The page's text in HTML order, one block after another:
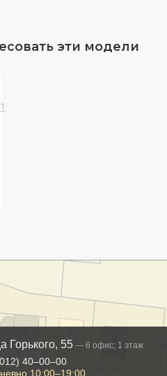
эти модели